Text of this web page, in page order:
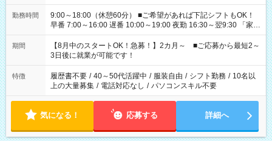
勤務時間
9:00～18:00（休憩60分） ■ご希望があれば下記シフトもOK！
早番 7:00～16:00 遅番 10:00～19:00 夜勤 16:30～翌9:30 「家族
と休みを合わせたい」 「余裕を持って夕飯の準備がしたい」
「できれば残業はしたくない」 など、ご希望を教えてください
ね。 ※Wワーク希望の方へ 今ご覧のお仕事で希望する勤務時間
と、もう1つのお仕事の勤務時間。 合計で週40時間を超える場
合は応募できません。
期間
【8月中のスタートOK！急募！】2カ月～ ■ご応募から最短2～
3日後に就業が可能です！
特徴 履歴書不要 / 40～50代活躍中 / 服装自由 / シフト勤務 / 10名以
上の大量募集 / 電話対応なし / パソコンスキル不要
気になる！ 応募する 詳細へ